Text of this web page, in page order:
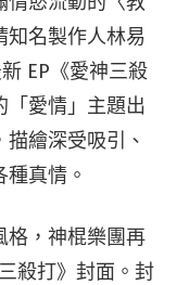
知名製作人林易
EP《愛神三殺
「愛情」主題出
繪深受吸引、
真情。
格，神棍樂團再
殺打》封面。封